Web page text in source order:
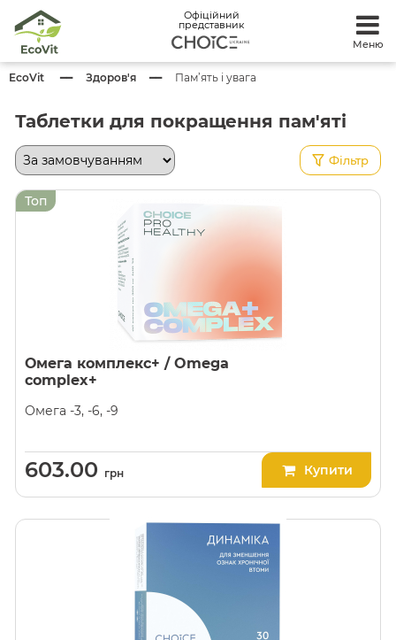
Офіційний
представник
Меню
EcoVit Здоров'я Пам’ять і увага
Таблетки для покращення пам'яті
Фільтр
Топ
Омега комплекс+ / Omega
complex+
Омега -3, -6, -9
603.00 грн Купити